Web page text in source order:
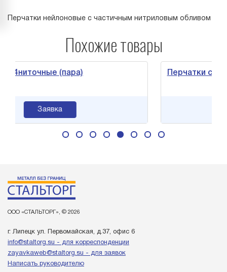
Перчатки нейлоновые с частичным нитриловым обливом
Похожие товары
(пара) Перчатки
ООО «СТАЛЬТОРГ», © 2026
г. Липецк ул. Первомайская, д.37, офис 6
info@staltorg.su - для корреспонденции
zayavkaweb@staltorg.su - для заявок
Написать руководителю